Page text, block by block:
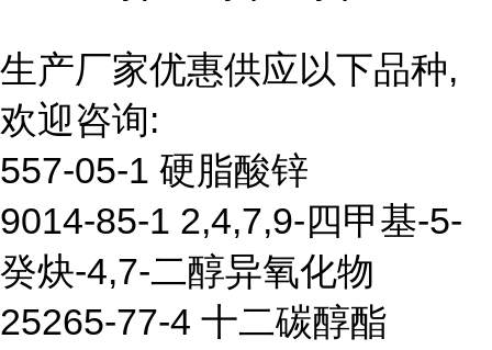
生产厂家优惠供应以下品种,
欢迎咨询:
557-05-1 硬脂酸锌
9014-85-1 2,4,7,9-四甲基-5-
癸炔-4,7-二醇异氧化物
25265-77-4 十二碳醇酯